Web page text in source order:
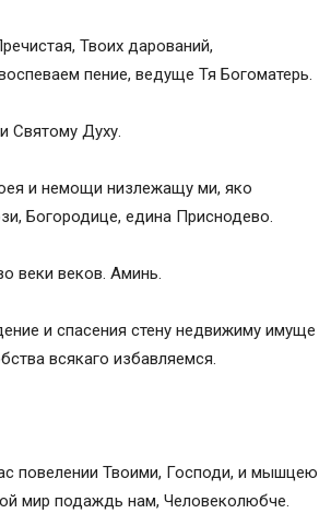
Твоих даровaний,
пение, ведуще Тя Богомaтерь.
Святому Духу.
и немощи низлежaщу ми, яко
Богородице, едина Приснодево.
веки веков. Аминь.
и спасения стену недвижиму имуще
всякаго избавляемся.
повелении Твоими, Господи, и мышцею
мир подaждь нам, Человеколюбче.